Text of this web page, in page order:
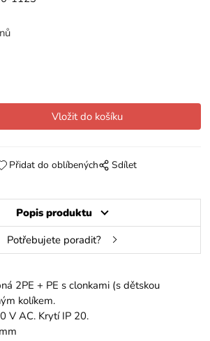
Přidat do oblíbených Sdílet
Popis produktu
Potřebujete poradit?
2PE + PE s clonkami (s dětskou
kolíkem.
V AC. Krytí IP 20.